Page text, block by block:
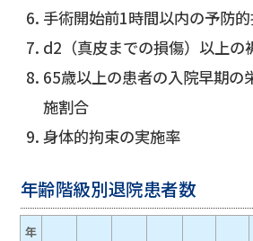
手術開始前1時間以内の予防
d2（真皮までの損傷）以上の
65歳以上の患者の入院早期の
施割合
身体的拘束の実施率
年齢階級別退院患者数
年